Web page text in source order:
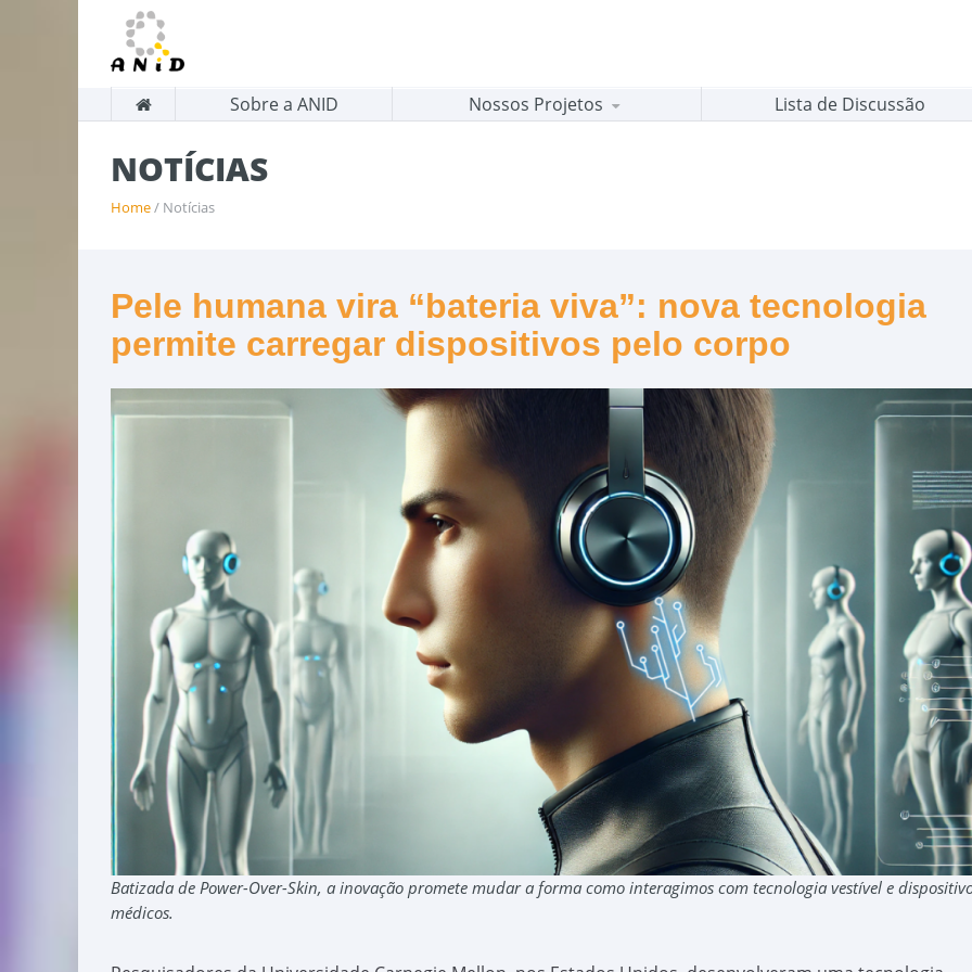
Sobre a ANID Nossos Projetos Lista de Discussão
NOTÍCIAS
Home/ Notícias
Pele humana vira “bateria viva”: nova tecnologia
permite carregar dispositivos pelo corpo
Batizada de Power-Over-Skin, a inovação promete mudar a forma como interagimos com tecnologia vestível e
médicos.